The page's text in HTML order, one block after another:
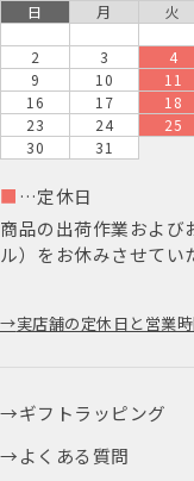
日 月 火
2
3 4
9
10 11
16
17 18
23
24 25
30
31
■ …定休日
商品の出荷作業および
ル）をお休みさせてい
実店舗の定休日と営業
ギフトラッピング
よくある質問